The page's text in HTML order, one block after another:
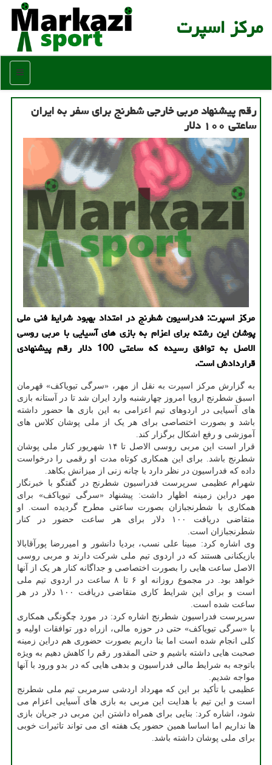
مركز اسپرت
منو
رقم پیشنهاد مربی خارجی شطرنج برای سفر به ایران
ساعتی ۱۰۰ دلار
مرکز اسپرت: فدراسیون شطرنج در امتداد بهبود شرایط فنی ملی
پوشان این رشته برای اعزام به بازی های آسیایی با مربی روسی
الاصل به توافق رسیده که ساعتی 100 دلار رقم پیشنهادی
قراردادش است.
به گزارش مرکز اسپرت به نقل از مهر، «سرگی تیویاکف» قهرمان
اسبق شطرنج اروپا امروز چهارشنبه وارد ایران شد تا در آستانه بازی
های آسیایی در اردوهای تیم اعزامی به این بازی ها حضور داشته
باشد و بصورت اختصاصی برای هر یک از ملی پوشان کلاس های
آموزشی و رفع اشکال برگزار کند.
قرار است این مربی روسی الاصل تا ۱۴ شهریور کنار ملی پوشان
شطرنج باشد. برای این همکاری کوتاه مدت او رقمی را درخواست
داده که فدراسیون در نظر دارد با چانه زنی از میزانش بکاهد.
شهرام عظیمی سرپرست فدراسیون شطرنج در گفتگو با خبرنگار
مهر دراین زمینه اظهار داشت: پیشنهاد «سرگی تیویاکف» برای
همکاری با شطرنجبازان بصورت ساعتی مطرح گردیده است. او
متقاضی دریافت ۱۰۰ دلار برای هر ساعت حضور در کنار
شطرنجبازان است.
وی اشاره کرد: مبینا علی نسب، بردیا دانشور و امیررضا پورآقابالا
بازیکنانی هستند که در اردوی تیم ملی شرکت دارند و مربی روسی
الاصل ساعت هایی را بصورت اختصاصی و جداگانه کنار هر یک از آنها
خواهد بود. در مجموع روزانه او ۶ تا ۸ ساعت در اردوی تیم ملی
است و برای این شرایط کاری متقاضی دریافت ۱۰۰ دلار در هر
ساعت شده است.
سرپرست فدراسیون شطرنج اشاره کرد: در مورد چگونگی همکاری
با «سرگی تیویاکف» حتی در حوزه مالی، ازراه دور توافقات اولیه و
کلی انجام شده است اما بنا داریم بصورت حضوری هم دراین زمینه
صحبت هایی داشته باشیم و حتی المقدور رقم را کاهش دهیم به ویژه
باتوجه به شرایط مالی فدراسیون و بدهی هایی که در بدو ورود با آنها
مواجه شدیم.
عظیمی با تأکید بر این که مهرداد اردشی سرمربی تیم ملی شطرنج
است و این تیم با هدایت این مربی به بازی های آسیایی اعزام می
شود، اشاره کرد: بنایی برای همراه داشتن این مربی در جریان بازی
ها نداریم اما اساسا همین حضور یک هفته ای می تواند تاثیرات خوبی
برای ملی پوشان داشته باشد.